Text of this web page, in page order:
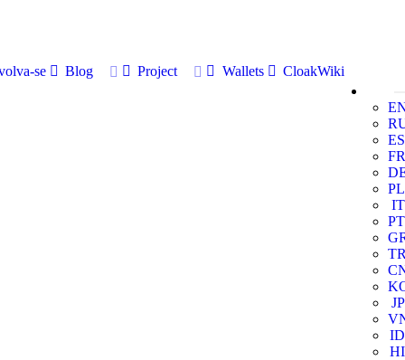
se Blog Project Wallets
CloakWiki
ES
FR
PL
IT
PT
JP
ID
HI